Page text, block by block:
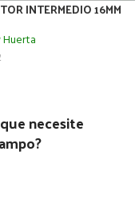
INTERMEDIO 16MM
necesite